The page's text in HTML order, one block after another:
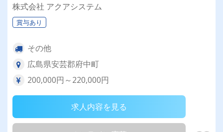
株式会社 アクアシステム
賞与あり
その他
広島県安芸郡府中町
200,000円～220,000円
求人内容を見る